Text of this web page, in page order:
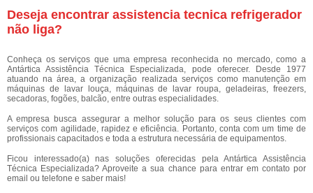
Deseja encontrar assistencia tecnica refrigerador
não liga?
Conheça os serviços que uma empresa reconhecida no mercado, como a
Antártica Assistência Técnica Especializada, pode oferecer. Desde 1977
atuando na área, a organização realizada serviços como manutenção em
máquinas de lavar louça, máquinas de lavar roupa, geladeiras, freezers,
secadoras, fogões, balcão, entre outras especialidades.
A empresa busca assegurar a melhor solução para os seus clientes com
serviços com agilidade, rapidez e eficiência. Portanto, conta com um time de
profissionais capacitados e toda a estrutura necessária de equipamentos.
Ficou interessado(a) nas soluções oferecidas pela Antártica Assistência
Técnica Especializada? Aproveite a sua chance para entrar em contato por
email ou telefone e saber mais!